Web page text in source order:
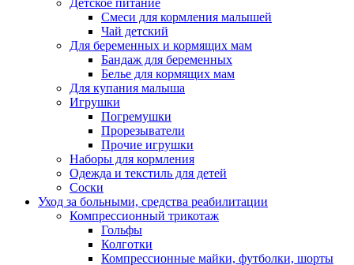
Детское питание
Смеси для кормления малышей
Чай детский
Для беременных и кормящих мам
Бандаж для беременных
Белье для кормящих мам
Для купания малыша
Игрушки
Погремушки
Прорезыватели
Прочие игрушки
Наборы для кормления
Одежда и текстиль для детей
Соски
Уход за больными, средства реабилитации
Компрессионный трикотаж
Гольфы
Колготки
Компрессионные майки, футболки, шорты